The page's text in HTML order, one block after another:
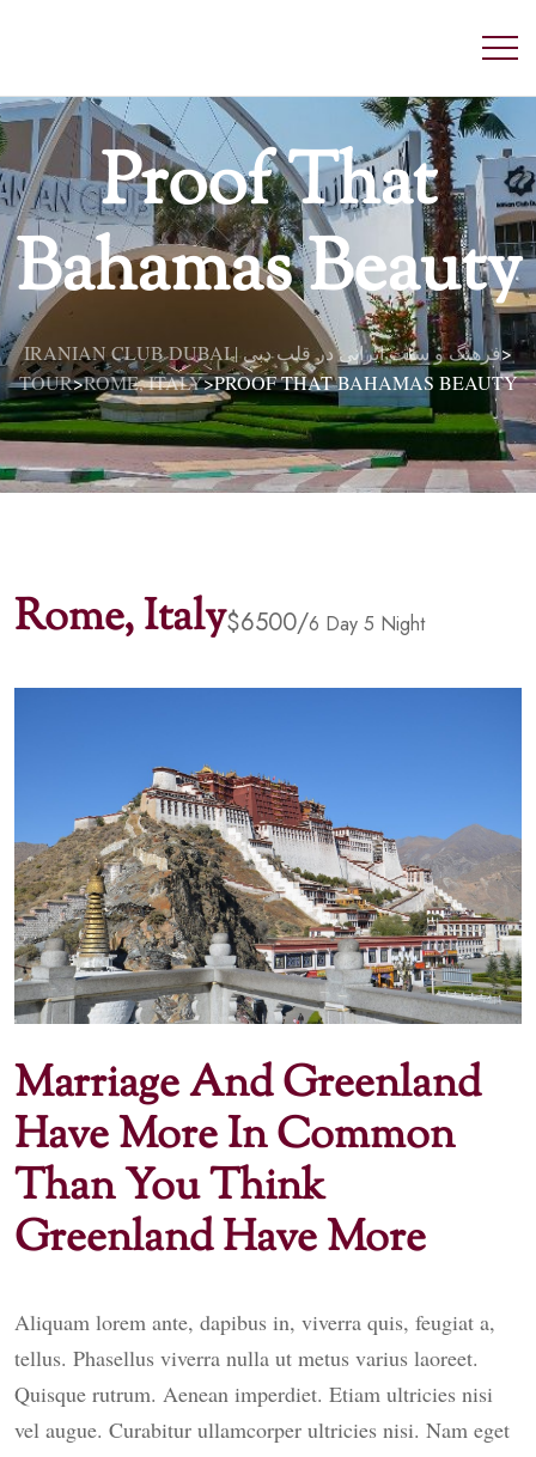
Proof That
Bahamas Beauty
IRANIAN CLUB DUBAI | فرهنگ و سنت ایرانی در قلب دبی>
TOUR>ROME, ITALY>PROOF THAT BAHAMAS BEAUTY
Rome, Italy$6500/6 Day 5 Night
Marriage And Greenland
Have More In Common
Than You Think
Greenland Have More
Aliquam lorem ante, dapibus in, viverra quis, feugiat a,
tellus. Phasellus viverra nulla ut metus varius laoreet.
Quisque rutrum. Aenean imperdiet. Etiam ultricies nisi
vel augue. Curabitur ullamcorper ultricies nisi. Nam eget